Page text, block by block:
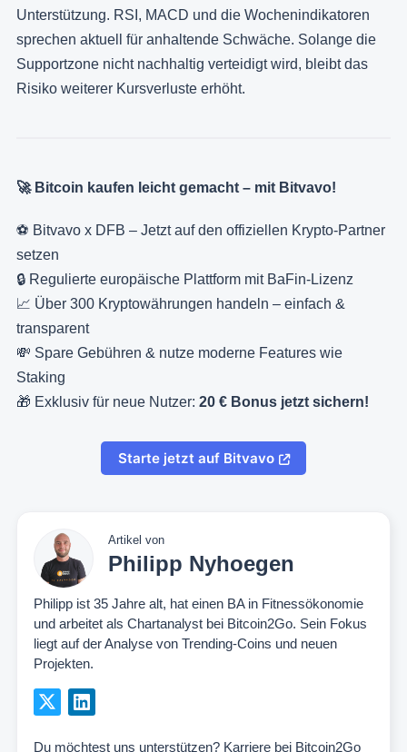
Unterstützung. RSI, MACD und die Wochenindikatoren
sprechen aktuell für anhaltende Schwäche. Solange die
Supportzone nicht nachhaltig verteidigt wird, bleibt das
Risiko weiterer Kursverluste erhöht.
🚀 Bitcoin kaufen leicht gemacht – mit Bitvavo!
⚽ Bitvavo x DFB – Jetzt auf den offiziellen Krypto-Partner
setzen
🔒 Regulierte europäische Plattform mit BaFin-Lizenz
📈 Über 300 Kryptowährungen handeln – einfach &
transparent
💸 Spare Gebühren & nutze moderne Features wie
Staking
🎁 Exklusiv für neue Nutzer: 20 € Bonus jetzt sichern!
Starte jetzt auf Bitvavo
Artikel von
Philipp Nyhoegen
Philipp ist 35 Jahre alt, hat einen BA in Fitnessökonomie
und arbeitet als Chartanalyst bei Bitcoin2Go. Sein Fokus
liegt auf der Analyse von Trending-Coins und neuen
Projekten.
Du möchtest uns unterstützen? Karriere bei Bitcoin2Go